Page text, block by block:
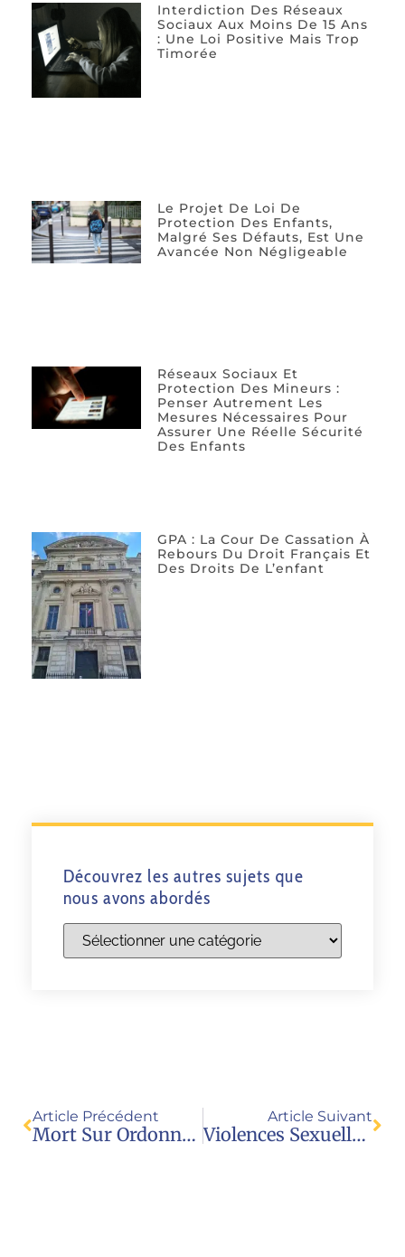
Interdiction Des Réseaux
Sociaux Aux Moins De 15 Ans
: Une Loi Positive Mais Trop
Timorée
Le Projet De Loi De
Protection Des Enfants,
Malgré Ses Défauts, Est Une
Avancée Non Négligeable
Réseaux Sociaux Et
Protection Des Mineurs :
Penser Autrement Les
Mesures Nécessaires Pour
Assurer Une Réelle Sécurité
Des Enfants
GPA : La Cour De Cassation À
Rebours Du Droit Français Et
Des Droits De L’enfant
Découvrez les autres sujets que
nous avons abordés
Article Précédent
Mort Sur Ordonnance ? Pourquoi Le Cas Du Petit Alfie A Tant Ému Les Catholiques
Article Suivant
Violences Sexuelles / Loi À L’encontre Du But Poursuivi (A. Le Gouvello)